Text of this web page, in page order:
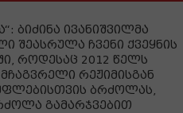
ბიძინა ივანიშვილმა
შეასრულა ჩვენი ქვეყნის
როდესაც 2012 წელს
რეჟიმისგან
ბრძოლას,
გამარჯვებით